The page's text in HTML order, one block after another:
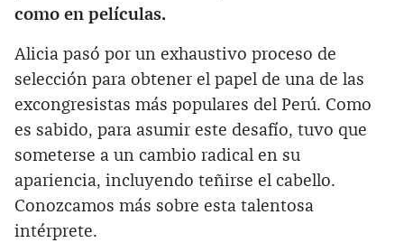
como en películas.
Alicia pasó por un exhaustivo proceso de
selección para obtener el papel de una de las
excongresistas más populares del Perú. Como
es sabido, para asumir este desafío, tuvo que
someterse a un cambio radical en su
apariencia, incluyendo teñirse el cabello.
Conozcamos más sobre esta talentosa
intérprete.